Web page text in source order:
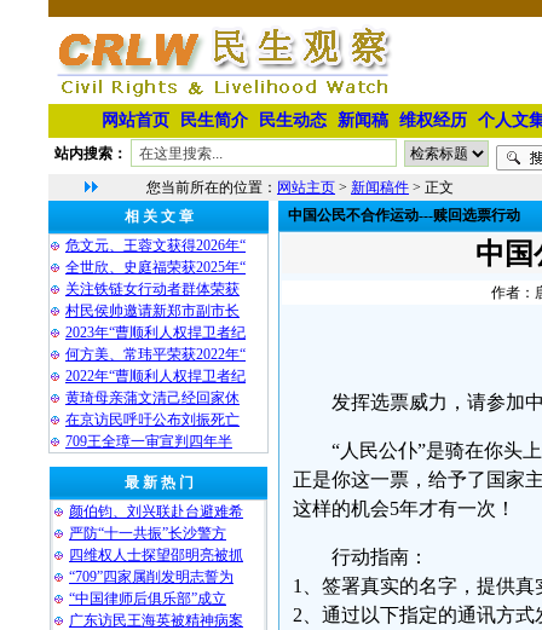
网站首页 民生简介 民生动态 新闻稿 维权经历 个人文
站内搜索：
您当前所在的位置： 网站主页 > 新闻稿件 > 正文
相 关 文 章
危文元、王蓉文获得2026年“
全世欣、史庭福荣获2025年“
关注铁链女行动者群体荣获
村民侯帅邀请新郑市副市长
2023年“曹顺利人权捍卫者纪
何方美、常玮平荣获2022年“
2022年“曹顺利人权捍卫者纪
黄琦母亲蒲文清己经回家休
在京访民呼吁公布刘振死亡
709王全璋一审宣判四年半
最 新 热 门
颜伯钧、刘兴联赴台避难希
严防“十一共振”长沙警方
四维权人士探望邵明亮被抓
“709”四家属削发明志誓为
“中国律师后俱乐部”成立
广东访民王海英被精神病案
中国公民不合作运动---赎回选票行动
中国
作者：
发挥选票威力，请参加
“人民公仆”是骑在你头
正是你这一票，给予了国家
这样的机会5年才有一次！
行动指南：
1、签署真实的名字，提供真
2、通过以下指定的通讯方